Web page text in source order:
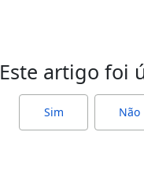
Este artigo foi
Sim Não